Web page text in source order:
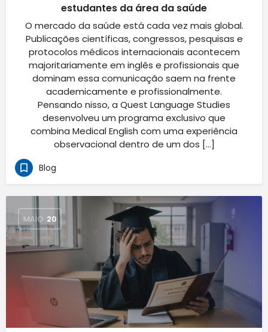
estudantes da área da saúde
O mercado da saúde está cada vez mais global.
Publicações científicas, congressos, pesquisas e
protocolos médicos internacionais acontecem
majoritariamente em inglês e profissionais que
dominam essa comunicação saem na frente
academicamente e profissionalmente.
Pensando nisso, a Quest Language Studies
desenvolveu um programa exclusivo que
combina Medical English com uma experiência
observacional dentro de um dos […]
Blog
MAIO 20